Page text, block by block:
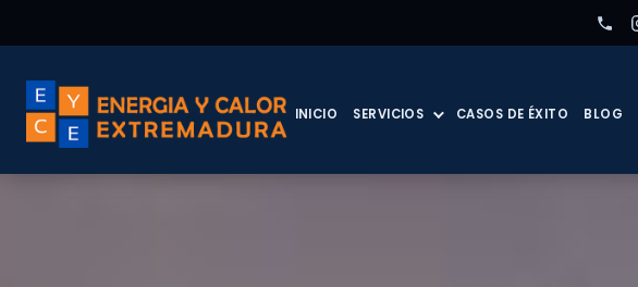
INICIO SERVICIOS CASOS DE ÉXITO BLOG